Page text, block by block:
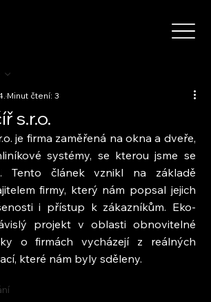
s.r.o.
Minut čtení: 3
je firma zaměřená na okna a dveře,
systémy, se kterou jsme se
Tento článek vznikl na základě
firmy, který nám popsal jejich
i přístup k zákazníkům. Eko-
projekt v oblasti obnovitelné
o firmách vycházejí z reálných
které nám byly sděleny.